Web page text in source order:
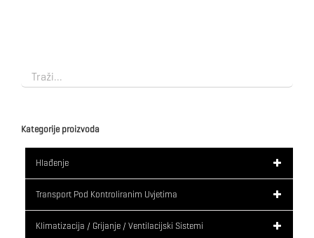
Kategorije proizvoda
Hlađenje
Transport Pod Kontroliranim Uvjetima
Klimatizacija / Grijanje / Ventilacijski Sistemi